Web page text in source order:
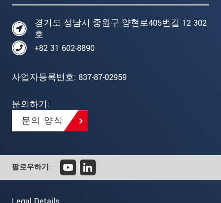
경기도 성남시 중원구 양현로405번길 12 302
호
+82 31 602-8890
사업자등록번호: 837-87-02959
문의하기:
문의 양식
팔로우하기: